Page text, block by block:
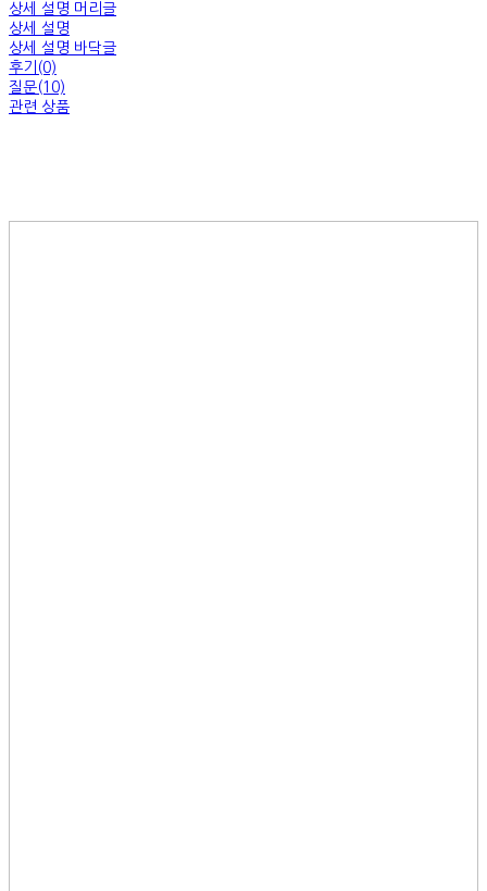
상세 설명 머리글
상세 설명
상세 설명 바닥글
후기(0)
질문(10)
관련 상품